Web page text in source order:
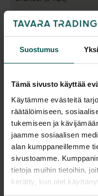
Suostumus
Tämä sivusto käyttää
Käytämme evästeitä
räätälöimiseen,
tukemiseen ja
jaamme sosiaalisen
alan kumppaneillemme
sivustoamme.
tietoja muihin tietoihin,
kerätty, kun olet
Muita tuotevaihtoehtoja
Saatavuus
Vantaa: Tuotetta on
Tampere: Tuotetta on
veloitamme mahdollisesti